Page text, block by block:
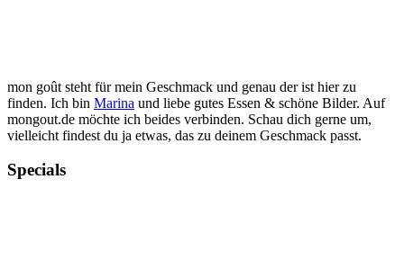
mon goût steht für mein Geschmack und genau der ist hier zu
finden. Ich bin Marina und liebe gutes Essen & schöne Bilder. Auf
mongout.de möchte ich beides verbinden. Schau dich gerne um,
vielleicht findest du ja etwas, das zu deinem Geschmack passt.
Specials